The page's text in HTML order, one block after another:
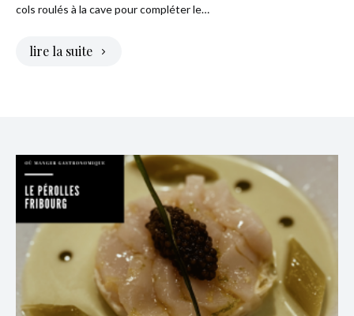
cols roulés à la cave pour compléter le…
lire la suite